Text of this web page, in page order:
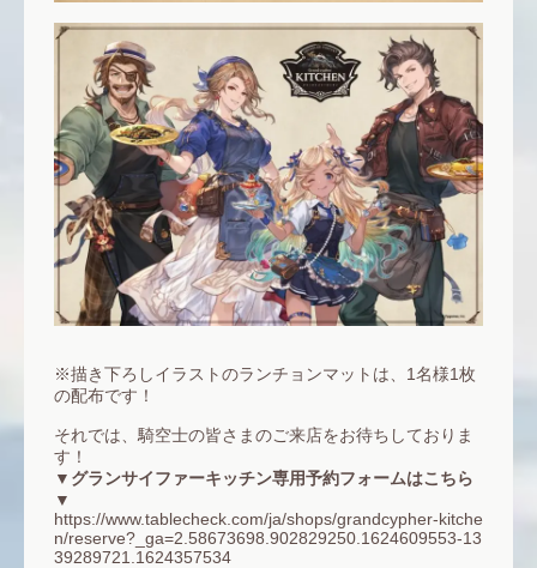
※描き下ろしイラストのランチョンマットは、1名様1枚
の配布です！
それでは、騎空士の皆さまのご来店をお待ちしておりま
す！
▼グランサイファーキッチン専用予約フォームはこちら
▼
https://www.tablecheck.com/ja/shops/grandcypher-kitche
n/reserve?_ga=2.58673698.902829250.1624609553-13
39289721.1624357534